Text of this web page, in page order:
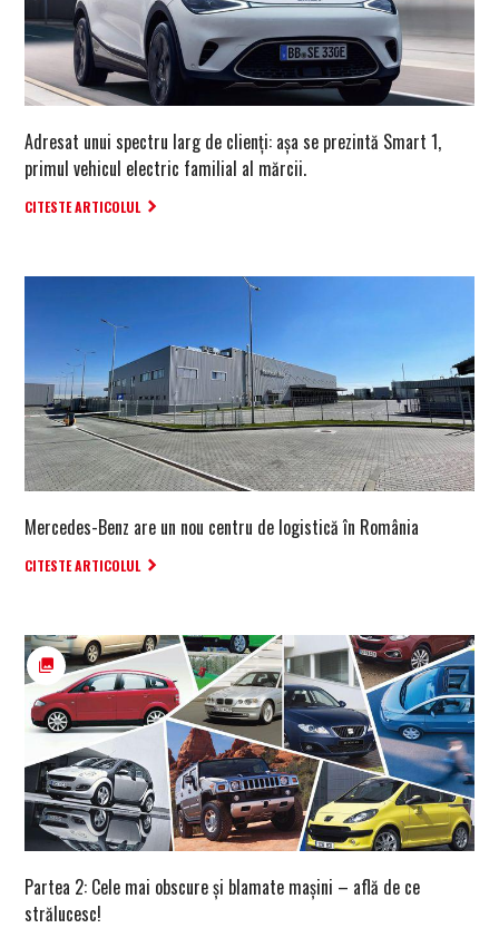
Adresat unui spectru larg de clienți: așa se prezintă Smart 1,
primul vehicul electric familial al mărcii.
CITESTE ARTICOLUL
Mercedes-Benz are un nou centru de logistică în România
CITESTE ARTICOLUL
Partea 2: Cele mai obscure și blamate mașini – află de ce
strălucesc!